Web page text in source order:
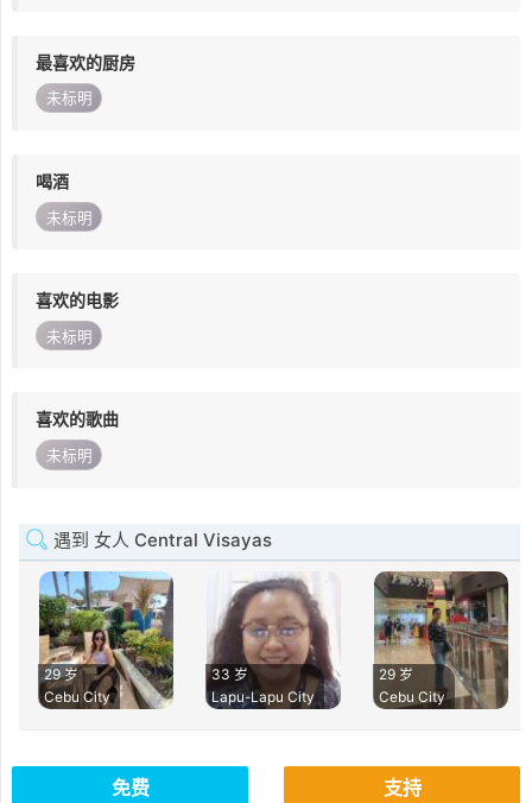
最喜欢的厨房
未标明
喝酒
未标明
喜欢的电影
未标明
喜欢的歌曲
未标明
遇到 女人 Central Visayas
29 岁
Cebu City
33 岁
Lapu-Lapu City
29 岁
Cebu City
免费 支持